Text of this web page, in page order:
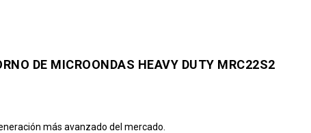
DE MICROONDAS HEAVY DUTY MRC22S2
más avanzado del mercado.